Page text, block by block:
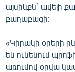
այսինքն` ավելի
քաղաքացի։
«Կիրակի օրերի
են ունենում
առումով օրվա